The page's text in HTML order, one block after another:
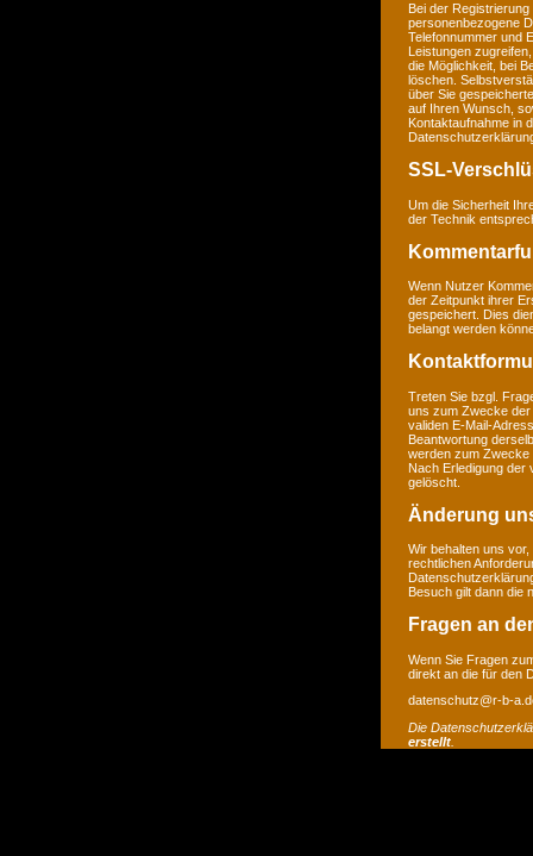
Bei der
personenbezogene
Telefonnummer und
Leistungen
die Möglichkeit, bei
löschen.
über Sie
auf Ihren Wunsch,
Kontaktaufnahme in
SSL-
Um die Sicherheit
der Technik
Wenn Nutzer
der Zeitpunkt ihrer
gespeichert. Dies
belangt werden
Treten Sie bzgl.
uns zum Zwecke der
validen E-Mail-
Beantwortung
werden zum Zwecke
Nach Erledigung der
gelöscht.
Änderung
Wir behalten uns
rechtlichen
Besuch gilt dann die
Fragen an
Wenn Sie Fragen
direkt an die für den
datenschutz@r-b-
Die
erstellt